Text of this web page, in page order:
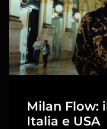
Milan Flow:
Italia e USA